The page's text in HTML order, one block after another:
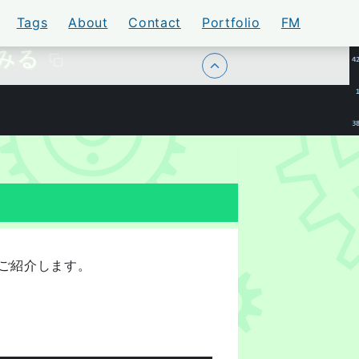
Tags About Contact Portfolio FM
る
介します。
トップに戻る